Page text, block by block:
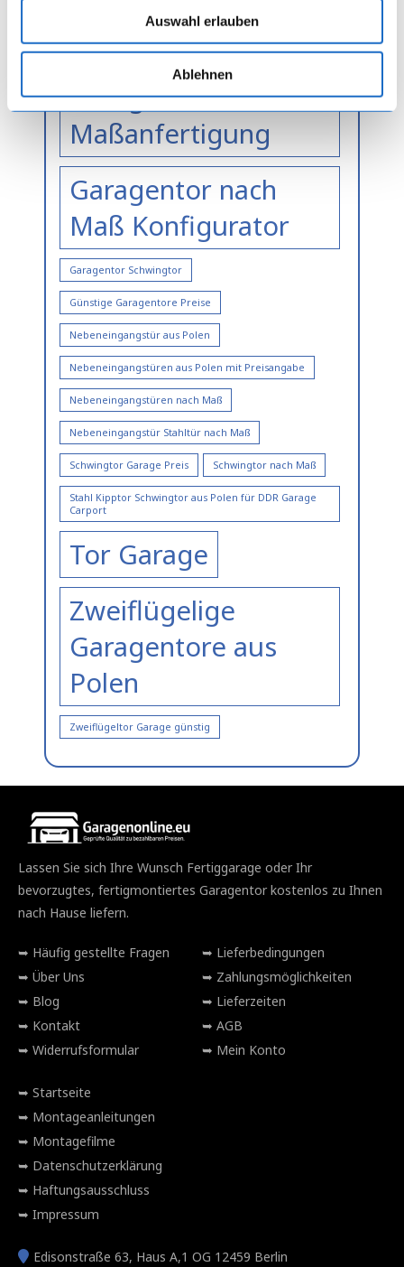
Auswahl erlauben
Ablehnen
Preisangabe
Garagentor
Maßanfertigung
Garagentor nach
Maß Konfigurator
Garagentor Schwingtor
Günstige Garagentore Preise
Nebeneingangstür aus Polen
Nebeneingangstüren aus Polen mit Preisangabe
Nebeneingangstüren nach Maß
Nebeneingangstür Stahltür nach Maß
Schwingtor Garage Preis Schwingtor nach Maß
Stahl Kipptor Schwingtor aus Polen für DDR Garage
Carport
Tor Garage
Zweiflügelige
Garagentore aus
Polen
Zweiflügeltor Garage günstig
Lassen Sie sich Ihre Wunsch Fertiggarage oder Ihr
bevorzugtes, fertigmontiertes Garagentor kostenlos zu Ihnen
nach Hause liefern.
Häufig gestellte Fragen
Über Uns
Blog
Kontakt
Widerrufsformular
Lieferbedingungen
Zahlungsmöglichkeiten
Lieferzeiten
AGB
Mein Konto
Startseite
Montageanleitungen
Montagefilme
Datenschutzerklärung
Haftungsausschluss
Impressum
Edisonstraße 63, Haus A,1 OG 12459 Berlin